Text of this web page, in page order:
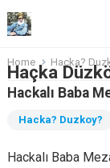
Haçka
Home Hacka?
Hackalı Baba
Hacka? Duzkoy?
Hackalı Baba